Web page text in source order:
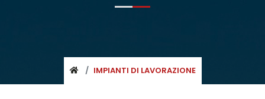
IMPIANTI DI LAVORAZIONE